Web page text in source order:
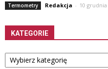
Termometry Redakcja - 10 grudnia
KATEGORIE
Kategorie